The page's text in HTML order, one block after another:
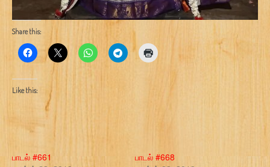
Share this:
Like this:
பாடல் #661
பாடல் #668